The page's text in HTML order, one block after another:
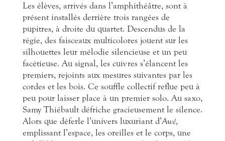
Les élèves, arrivés dans l’amphithéâtre, sont à
présent installés derrière trois rangées de
pupitres, à droite du quartet. Descendus de la
régie, des faisceaux multicolores jouent sur les
silhouettes leur mélodie silencieuse et un peu
facétieuse. Au signal, les cuivres s’élancent les
premiers, rejoints aux mesures suivantes par les
cordes et les bois. Ce souffle collectif reflue peu à
peu pour laisser place à un premier solo. Au saxo,
Samy Thiébault défriche gracieusement le silence.
Alors que déferle l’univers luxuriant d’Awé,
emplissant l’espace, les oreilles et le corps, une